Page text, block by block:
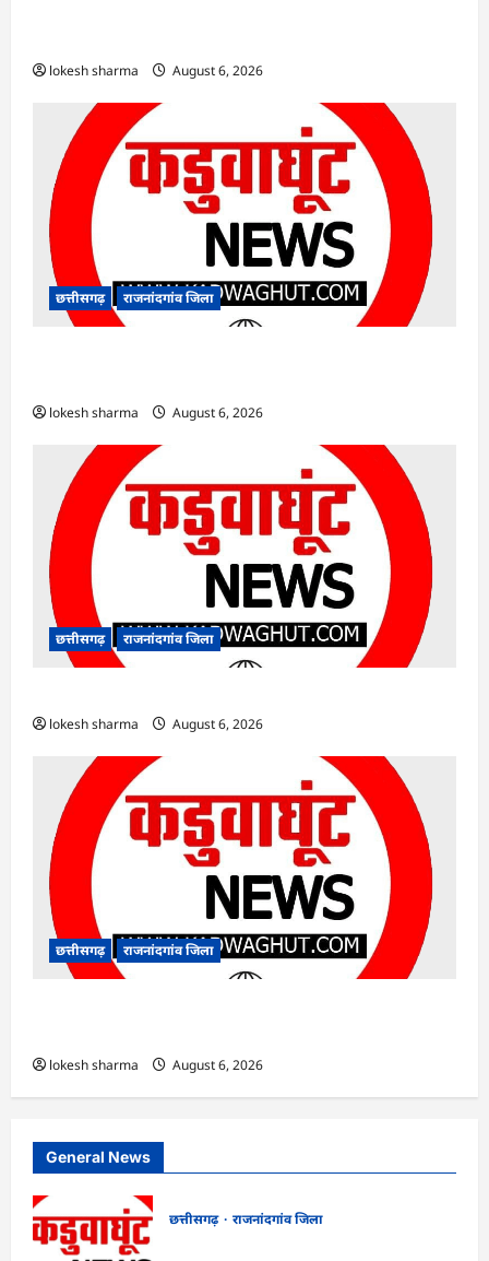
lokesh sharma August 6, 2026
छत्तीसगढ़ राजनांदगांव जिला
lokesh sharma August 6, 2026
छत्तीसगढ़ राजनांदगांव जिला
lokesh sharma August 6, 2026
छत्तीसगढ़ राजनांदगांव जिला
lokesh sharma August 6, 2026
General News
छत्तीसगढ़
राजनांदगांव जिला